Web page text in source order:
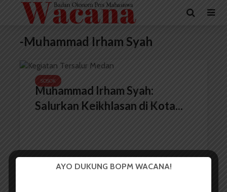
-Muhammad Irham Syah
SOSOK
Muhammad Irham Syah:
Salurkan Keikhlasan di Kota...
AYO DUKUNG BOPM WACANA!